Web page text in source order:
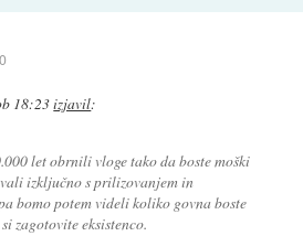
18:23izjavil:
let obrnili vloge tako da boste moški
izključno s prilizovanjem in
bomo potem videli koliko govna boste
zagotovite eksistenco.